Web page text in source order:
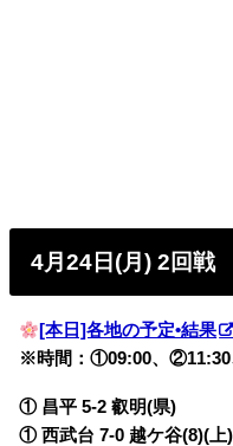
4月24日(月) 2回戦
[本日]各地の予定•結果
※時間：①09:00、
① 昌平 5-2 叡明(県)
① 西武台 7-0 越ケ谷(8)(上)